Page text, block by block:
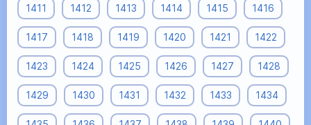
1411 1412 1413 1414 1415 1416
1417 1418 1419 1420 1421 1422
1423 1424 1425 1426 1427 1428
1429 1430 1431 1432 1433 1434